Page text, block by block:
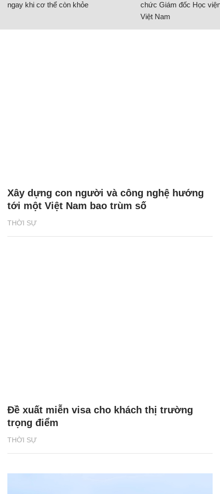
ngay khi cơ thể còn khỏe
chức Giám đốc Học
Việt Nam
THỜI SỰ
Xây dựng con người và công nghệ hướng
tới một Việt Nam bao trùm số
THỜI SỰ
Đề xuất miễn visa cho khách thị trường
trọng điểm